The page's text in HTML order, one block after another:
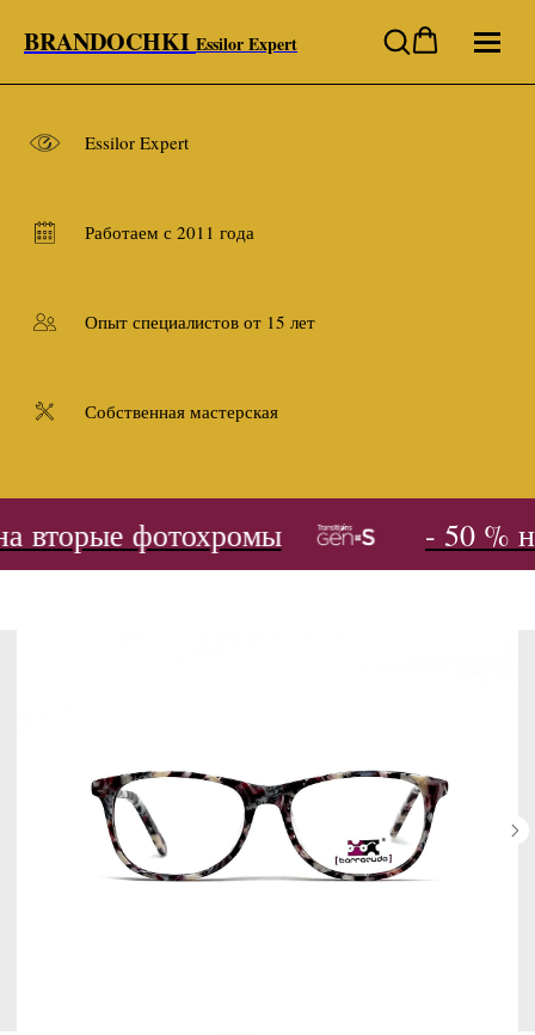
BRANDOCHKI Essilor Expert
Essilor Expert
Работаем с 2011 года
Опыт специалистов от 15 лет
Собственная мастерская
вторые фотохромы - 50 %